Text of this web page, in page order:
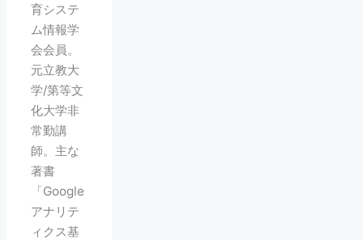
育システ
ム情報学
会会員。
元立教大
学/第等文
化大学非
常勤講
師。主な
著書
「Google
アナリテ
ィクス基